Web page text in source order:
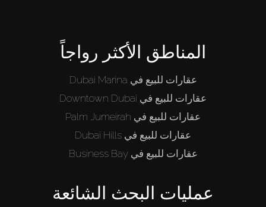
المناطق الأكثر رواجاً
عقارات للبيع في Dubai Marina
عقارات للبيع في Downtown Dubai
عقارات للبيع في Palm Jumeirah
عقارات للبيع في Dubai Hills
عقارات للبيع في Business Bay
عمليات البحث الشائعة